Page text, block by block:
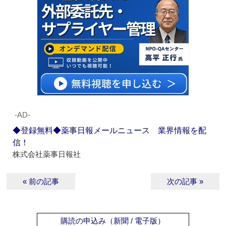
‐AD‐
◆登録無料◆薬事日報メールニュース 業界情報を配
信！
株式会社薬事日報社
« 前の記事 次の記事 »
購読の申込み（新聞 / 電子版）